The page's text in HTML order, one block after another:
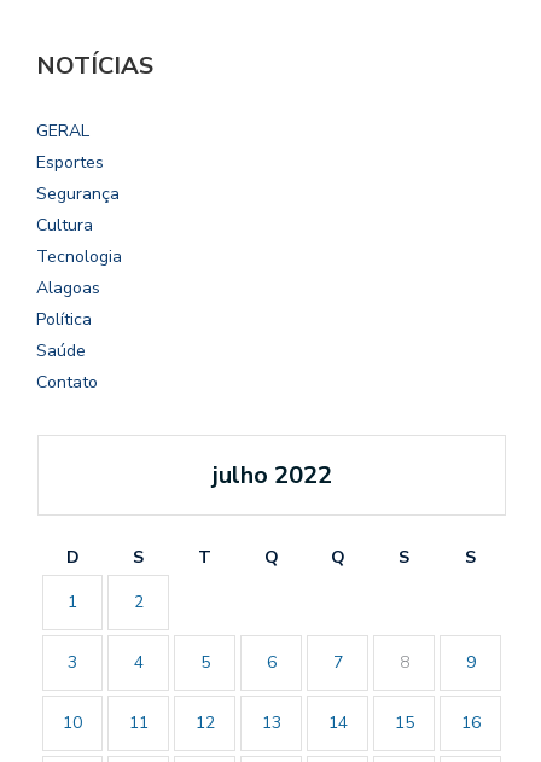
NOTÍCIAS
GERAL
Esportes
Segurança
Cultura
Tecnologia
Alagoas
Política
Saúde
Contato
julho 2022
D S T Q Q S
S
1
2
3 4 5 6 7 8 9
10 11 12 13 14 15 16